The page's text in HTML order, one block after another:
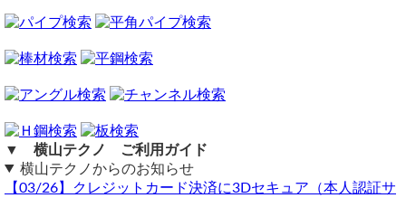
はじめまして。
約140cm幅の柱の間に懸垂バーを作成したいのですが、外径28mm～
30mmの鉄丸パイプ、又はステンレス丸パイプを選んだ場合、それぞ
使用者は体重80kg程度となります。
と大変助かります。
宜しくお願い致します。
鉄 丸パイプ STKM13C(E-C) 冷間引抜(溶接)鋼管
30.0φ x 6.0tがお勧めとなります。
▼ 横山テクノ ご利用ガイド
横山テクノからのお知らせ
【03/26】クレジットカード決済に3Dセキュア（本人認証サ